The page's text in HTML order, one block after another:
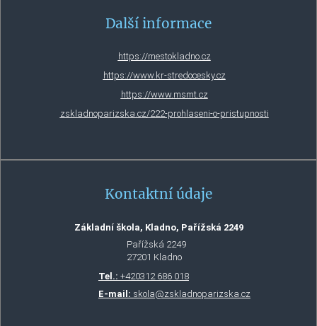
Další informace
https://mestokladno.cz
https://www.kr-stredocesky.cz
https://www.msmt.cz
zskladnoparizska.cz/222-prohlaseni-o-pristupnosti
Kontaktní údaje
Základní škola, Kladno, Pařížská 2249
Pařížská 2249
27201 Kladno
Tel.: +420312 686 018
E-mail: skola@zskladnoparizska.cz